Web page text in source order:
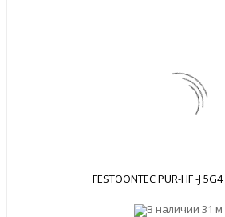
FESTOONTEC PUR-HF -J
В наличии 31 м